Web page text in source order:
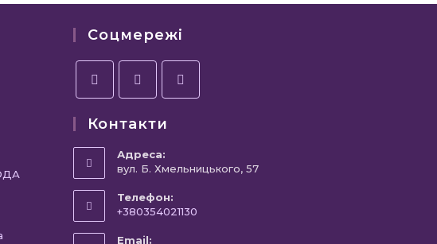
Соцмережі
Контакти
Адреса:
вул. Б. Хмельницького, 57
Телефон:
+380354021130
Email: